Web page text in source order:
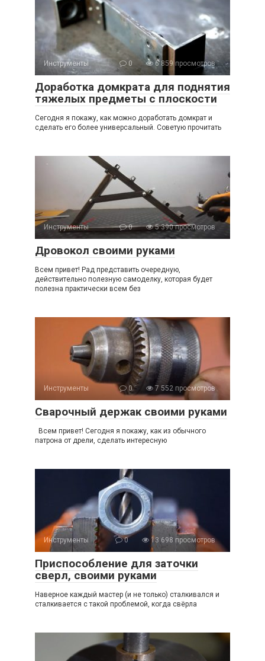
Инструменты 0 6 859 просмотров
Доработка домкрата для поднятия
тяжелых предметы с плоскости
Сегодня я покажу, как можно доработать домкрат и
сделать его более универсальный. Советую прочитать
Инструменты 0 5 390 просмотров
Дровокол своими руками
Всем привет! Рад представить очередную,
действительно полезную самоделку, которая будет
полезна практически всем без
Инструменты 0 7 552 просмотров
Сварочный держак своими руками
Всем привет! Сегодня я покажу, как из обычного
патрона от дрели, сделать интересную
Инструменты 0 13 698 просмотров
Приспособление для заточки
сверл, своими руками
Наверное каждый мастер (и не только) сталкивался и
сталкивается с такой проблемой, когда свёрла